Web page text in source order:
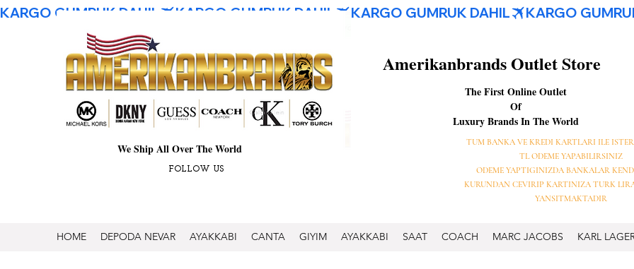
KARGO GUMRUK DAHIL
We Ship All Over The World
Amerikanbrands Outlet Store
The First Online Outlet
Of
Luxury Brands In The World
FOLLOW US
TUM BANKA VE KREDI KARTLARI ILE
TL ODEME YAPABILIRSINIZ
ODEME YAPTIGINIZDA BANKALAR
KURUNDAN CEVIRIP KARTINIZA TURK
YANSITMAKTADIR
HOME DEPODA NEVAR AYAKKABI CANTA GIYIM AYAKKABI SAAT COACH MARC JACOBS KARL